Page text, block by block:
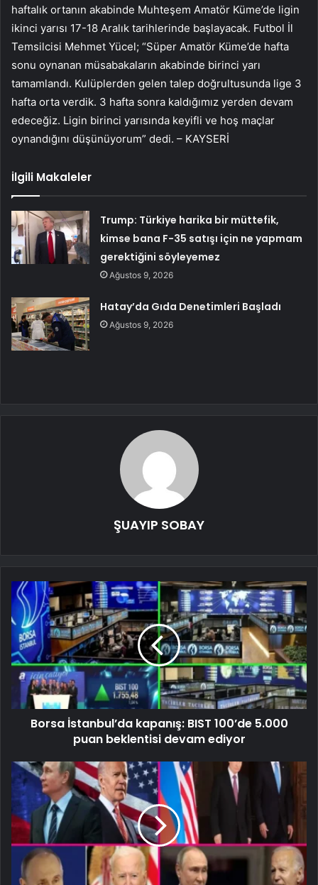
haftalık ortanın akabinde Muhteşem Amatör Küme’de ligin
ikinci yarısı 17-18 Aralık tarihlerinde başlayacak. Futbol İl
Temsilcisi Mehmet Yücel; “Süper Amatör Küme’de hafta
sonu oynanan müsabakaların akabinde birinci yarı
tamamlandı. Kulüplerden gelen talep doğrultusunda lige 3
hafta orta verdik. 3 hafta sonra kaldığımız yerden devam
edeceğiz. Ligin birinci yarısında keyifli ve hoş maçlar
oynandığını düşünüyorum” dedi. – KAYSERİ
İlgili Makaleler
Trump: Türkiye harika bir müttefik,
kimse bana F-35 satışı için ne yapmam
gerektiğini söyleyemez
Ağustos 9, 2026
Hatay’da Gıda Denetimleri Başladı
Ağustos 9, 2026
ŞUAYIP SOBAY
Borsa İstanbul’da kapanış: BIST 100’de 5.000
puan beklentisi devam ediyor